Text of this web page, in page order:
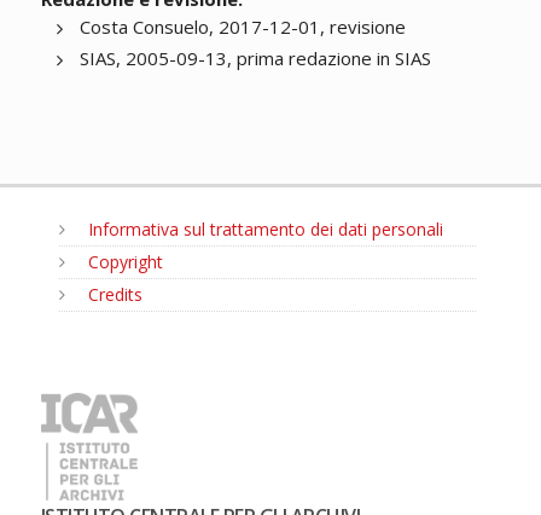
Costa Consuelo, 2017-12-01, revisione
SIAS, 2005-09-13, prima redazione in SIAS
Informativa sul trattamento dei dati personali
Copyright
Credits